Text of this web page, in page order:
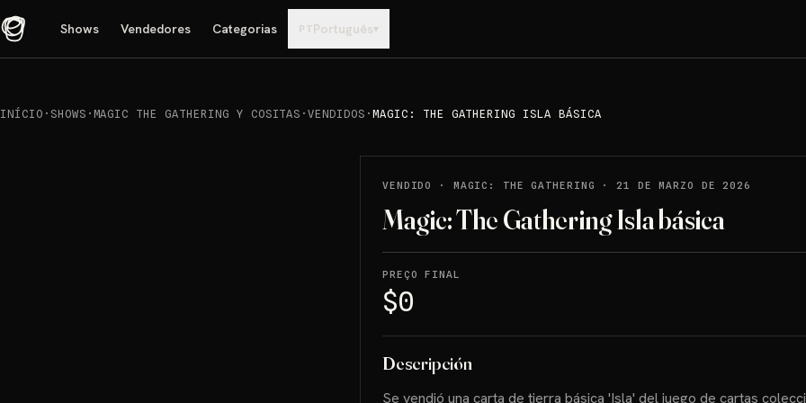
Shows Vendedores Categorias PTPortuguês▾
INÍCIO · SHOWS · MAGIC THE GATHERING Y COSITAS ·VENDIDOS · MAGIC: THE GATHERING ISLA BÁSICA
VENDIDO · MAGIC: THE GATHERING ·21 DE MARZO DE 2026
Magic: The Gathering Isla básica
PREÇO FINAL
$0
Descripción
Se vendió una carta de tierra básica 'Isla' del juego de cartas